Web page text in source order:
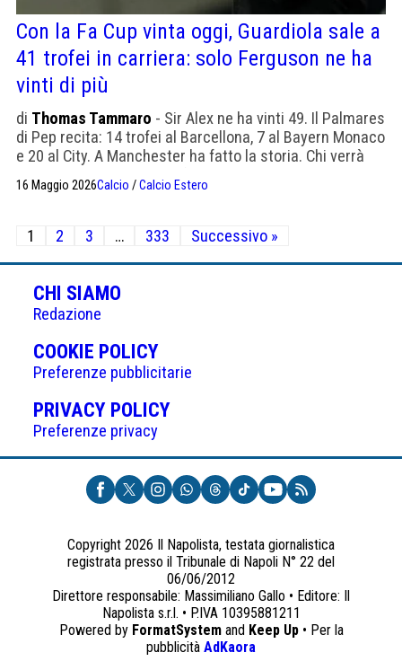
Con la Fa Cup vinta oggi, Guardiola sale a
41 trofei in carriera: solo Ferguson ne ha
vinti di più
di Thomas Tammaro - Sir Alex ne ha vinti 49. Il Palmares
di Pep recita: 14 trofei al Barcellona, 7 al Bayern Monaco
e 20 al City. A Manchester ha fatto la storia. Chi verrà
dopo di lui avrà un bel da fare
16 Maggio 2026Calcio /Calcio Estero
Paginazione
degli
articoli
1 2 3 … 333 Successivo »
CHI SIAMO
Redazione
COOKIE POLICY(APRE
IN
UNA
NUOVA
Preferenze pubblicitarie
PRIVACY POLICY(APRE
UNA
NUOVA
SCHEDA)
Preferenze privacy
Copyright 2026 Il Napolista, testata giornalistica
registrata presso il Tribunale di Napoli N° 22 del
06/06/2012
Direttore responsabile: Massimiliano Gallo • Editore: Il
Napolista s.r.l. • P.IVA 10395881211
Powered by FormatSystemand Keep Up• Per la
pubblicità AdKaora